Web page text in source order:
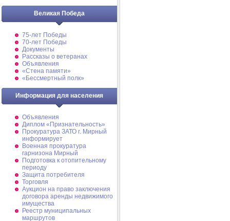
Великая Победа
75-лет Победы
70-лет Победы
Документы
Рассказы о ветеранах
Объявления
«Стена памяти»
«Бессмертный полк»
Информация для населения
Объявления
Диплом «Признательность»
Прокуратура ЗАТО г. Мирный
информирует
Военная прокуратура
гарнизона Мирный
Подготовка к отопительному
периоду
Защита потребителя
Торговля
Аукцион на право заключения
договора аренды недвижимого
имущества
Реестр муниципальных
маршрутов